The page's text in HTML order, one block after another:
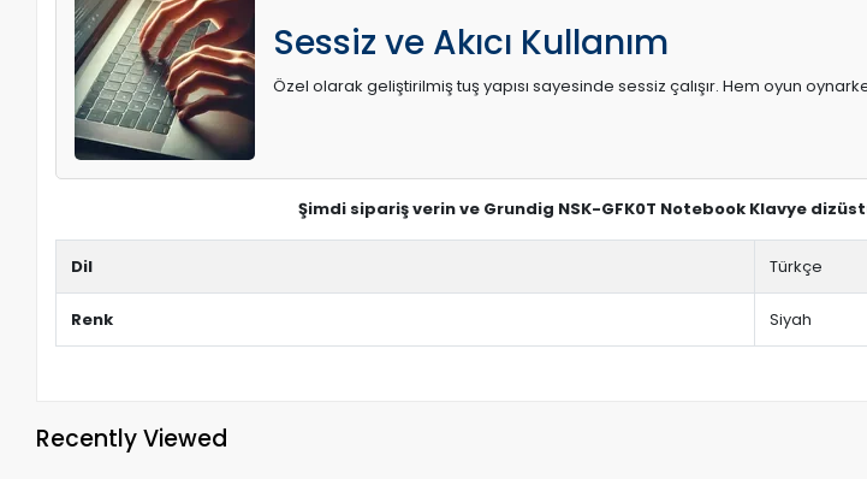
Sessiz ve Akıcı Kullanım
Özel olarak geliştirilmiş tuş yapısı sayesinde sessiz çalışır. Hem oyun
Şimdi sipariş verin ve Grundig NSK-GFK0T Notebook Klavye
Dil Türkçe
Renk Siyah
Recently Viewed